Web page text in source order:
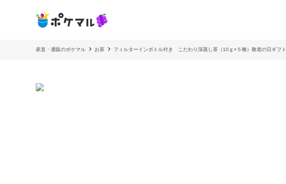
産直・通販のポケマル お茶 フィルターインボトル付き こだわり深蒸し茶（10ｇ×５種）敬老の日ギフト